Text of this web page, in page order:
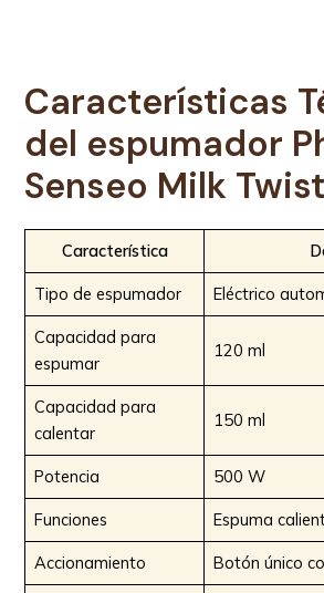
Características
del espumador
Senseo Milk
Característica
Tipo de espumador Eléctrico
Capacidad para
espumar
120 ml
Capacidad para
calentar
150 ml
Potencia 500 W
Funciones Espuma
Accionamiento Botón único